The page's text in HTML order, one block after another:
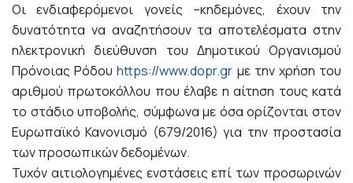
Οι ενδιαφερόμενοι γονείς –κηδεμόνες, έχουν την
δυνατότητα να αναζητήσουν τα αποτελέσματα στην
ηλεκτρονική διεύθυνση του Δημοτικού Οργανισμού
Πρόνοιας Ρόδουhttps://www.dopr.gr με την χρήση του
αριθμού πρωτοκόλλου που έλαβε η αίτηση τους κατά
το στάδιο υποβολής, σύμφωνα με όσα ορίζονται στον
Ευρωπαϊκό Κανονισμό (679/2016) για την προστασία
των προσωπικών δεδομένων.
Τυχόν αιτιολογημένες ενστάσεις επί των προσωρινών